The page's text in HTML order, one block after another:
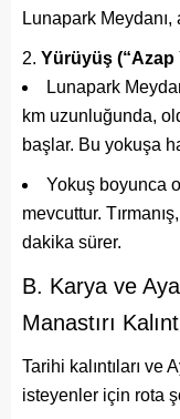
Lunapark Meydanı,
Yürüyüş (“Azap
Lunapark
km uzunluğunda,
başlar. Bu yokuşa
Yokuş boyunca
mevcuttur.
dakika sürer.
B. Karya ve
Manastırı
Tarihi kalıntıları ve
isteyenler için rota